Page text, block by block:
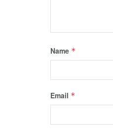
Name *
Email *